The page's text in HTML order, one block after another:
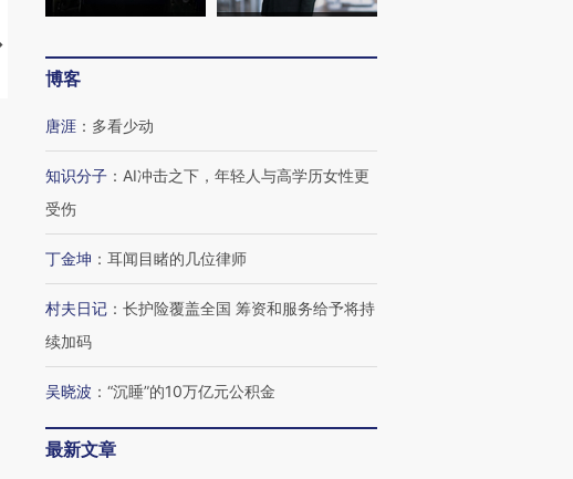
【推广】走进第四届链博
会，让数智科技“链”接产
博客
唐涯 ： 多看少动
知识分子 ： AI冲击之下，年轻人与高学历女性更
受伤
丁金坤 ： 耳闻目睹的几位律师
村夫日记 ： 长护险覆盖全国 筹资和服务给予将持
续加码
吴晓波 ： “沉睡”的10万亿元公积金
最新文章